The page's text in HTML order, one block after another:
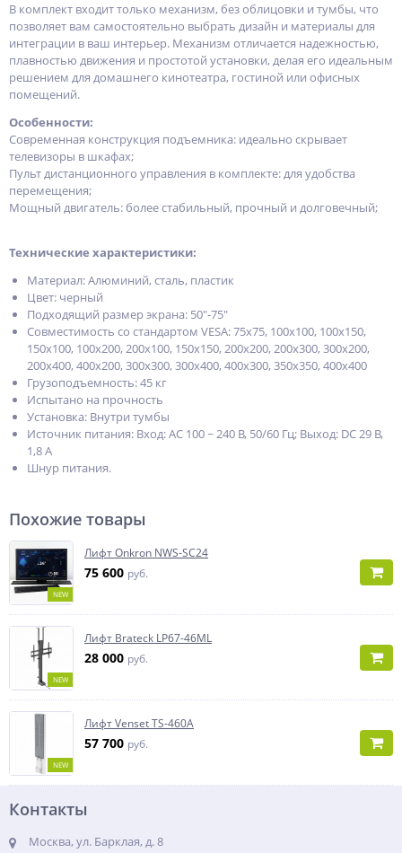
В комплект входит только механизм, без облицовки и тумбы, что
позволяет вам самостоятельно выбрать дизайн и материалы для
интеграции в ваш интерьер. Механизм отличается надежностью,
плавностью движения и простотой установки, делая его идеальным
решением для домашнего кинотеатра, гостиной или офисных
помещений.
Особенности:
Современная конструкция подъемника: идеально скрывает
телевизоры в шкафах;
Пульт дистанционного управления в комплекте: для удобства
перемещения;
Мощный двигатель: более стабильный, прочный и долговечный;
Технические характеристики:
Материал: Алюминий, сталь, пластик
Цвет: черный
Подходящий размер экрана: 50"-75"
Совместимость со стандартом VESA: 75x75, 100x100, 100x150,
150x100, 100x200, 200x100, 150x150, 200x200, 200x300, 300x200,
200x400, 400x200, 300x300, 300x400, 400x300, 350x350, 400x400
Грузоподъемность: 45 кг
Испытано на прочность
Установка: Внутри тумбы
Источник питания: Вход: AC 100 ~ 240 В, 50/60 Гц; Выход: DC 29 В,
1,8 А
Шнур питания.
Похожие товары
NEW
Лифт Onkron NWS-SC24
75 600 руб.
NEW
Лифт Brateck LP67-46ML
28 000 руб.
NEW
Лифт Venset TS-460A
57 700 руб.
Контакты
Москва, ул. Барклая, д. 8